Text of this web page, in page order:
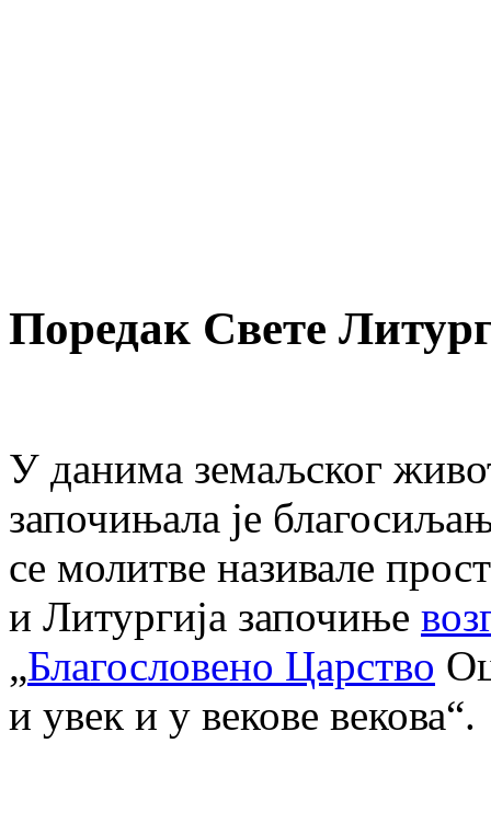
Поредак Свете
У данима земаљског
започињала је
се молитве називале
и Литургија започиње
„Благословено Царство
и увек и у векове векова“.